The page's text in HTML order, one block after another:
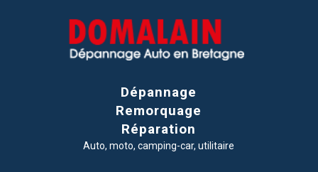
Dépannage
Remorquage
Réparation
Auto, moto, camping-car, utilitaire